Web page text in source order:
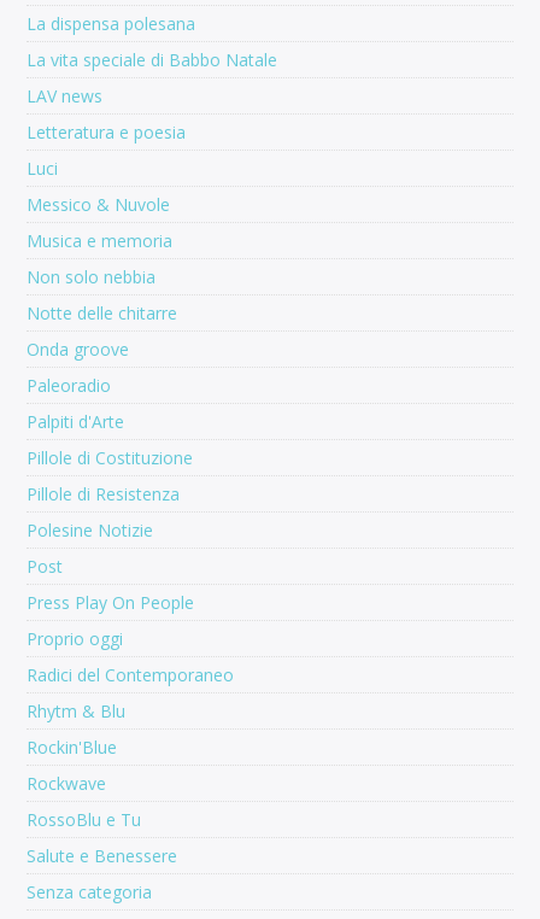
La dispensa polesana
La vita speciale di Babbo Natale
LAV news
Letteratura e poesia
Luci
Messico & Nuvole
Musica e memoria
Non solo nebbia
Notte delle chitarre
Onda groove
Paleoradio
Palpiti d'Arte
Pillole di Costituzione
Pillole di Resistenza
Polesine Notizie
Post
Press Play On People
Proprio oggi
Radici del Contemporaneo
Rhytm & Blu
Rockin'Blue
Rockwave
RossoBlu e Tu
Salute e Benessere
Senza categoria